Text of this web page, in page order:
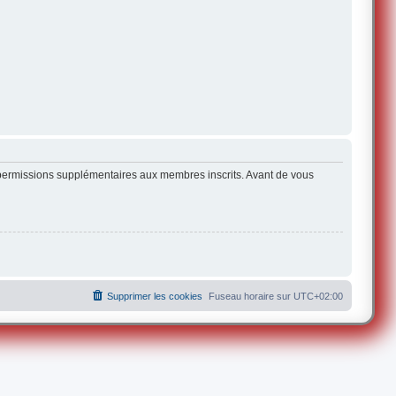
supplémentaires aux membres inscrits. Avant de vous
Fuseau horaire sur UTC+02:00
Supprimer les cookies